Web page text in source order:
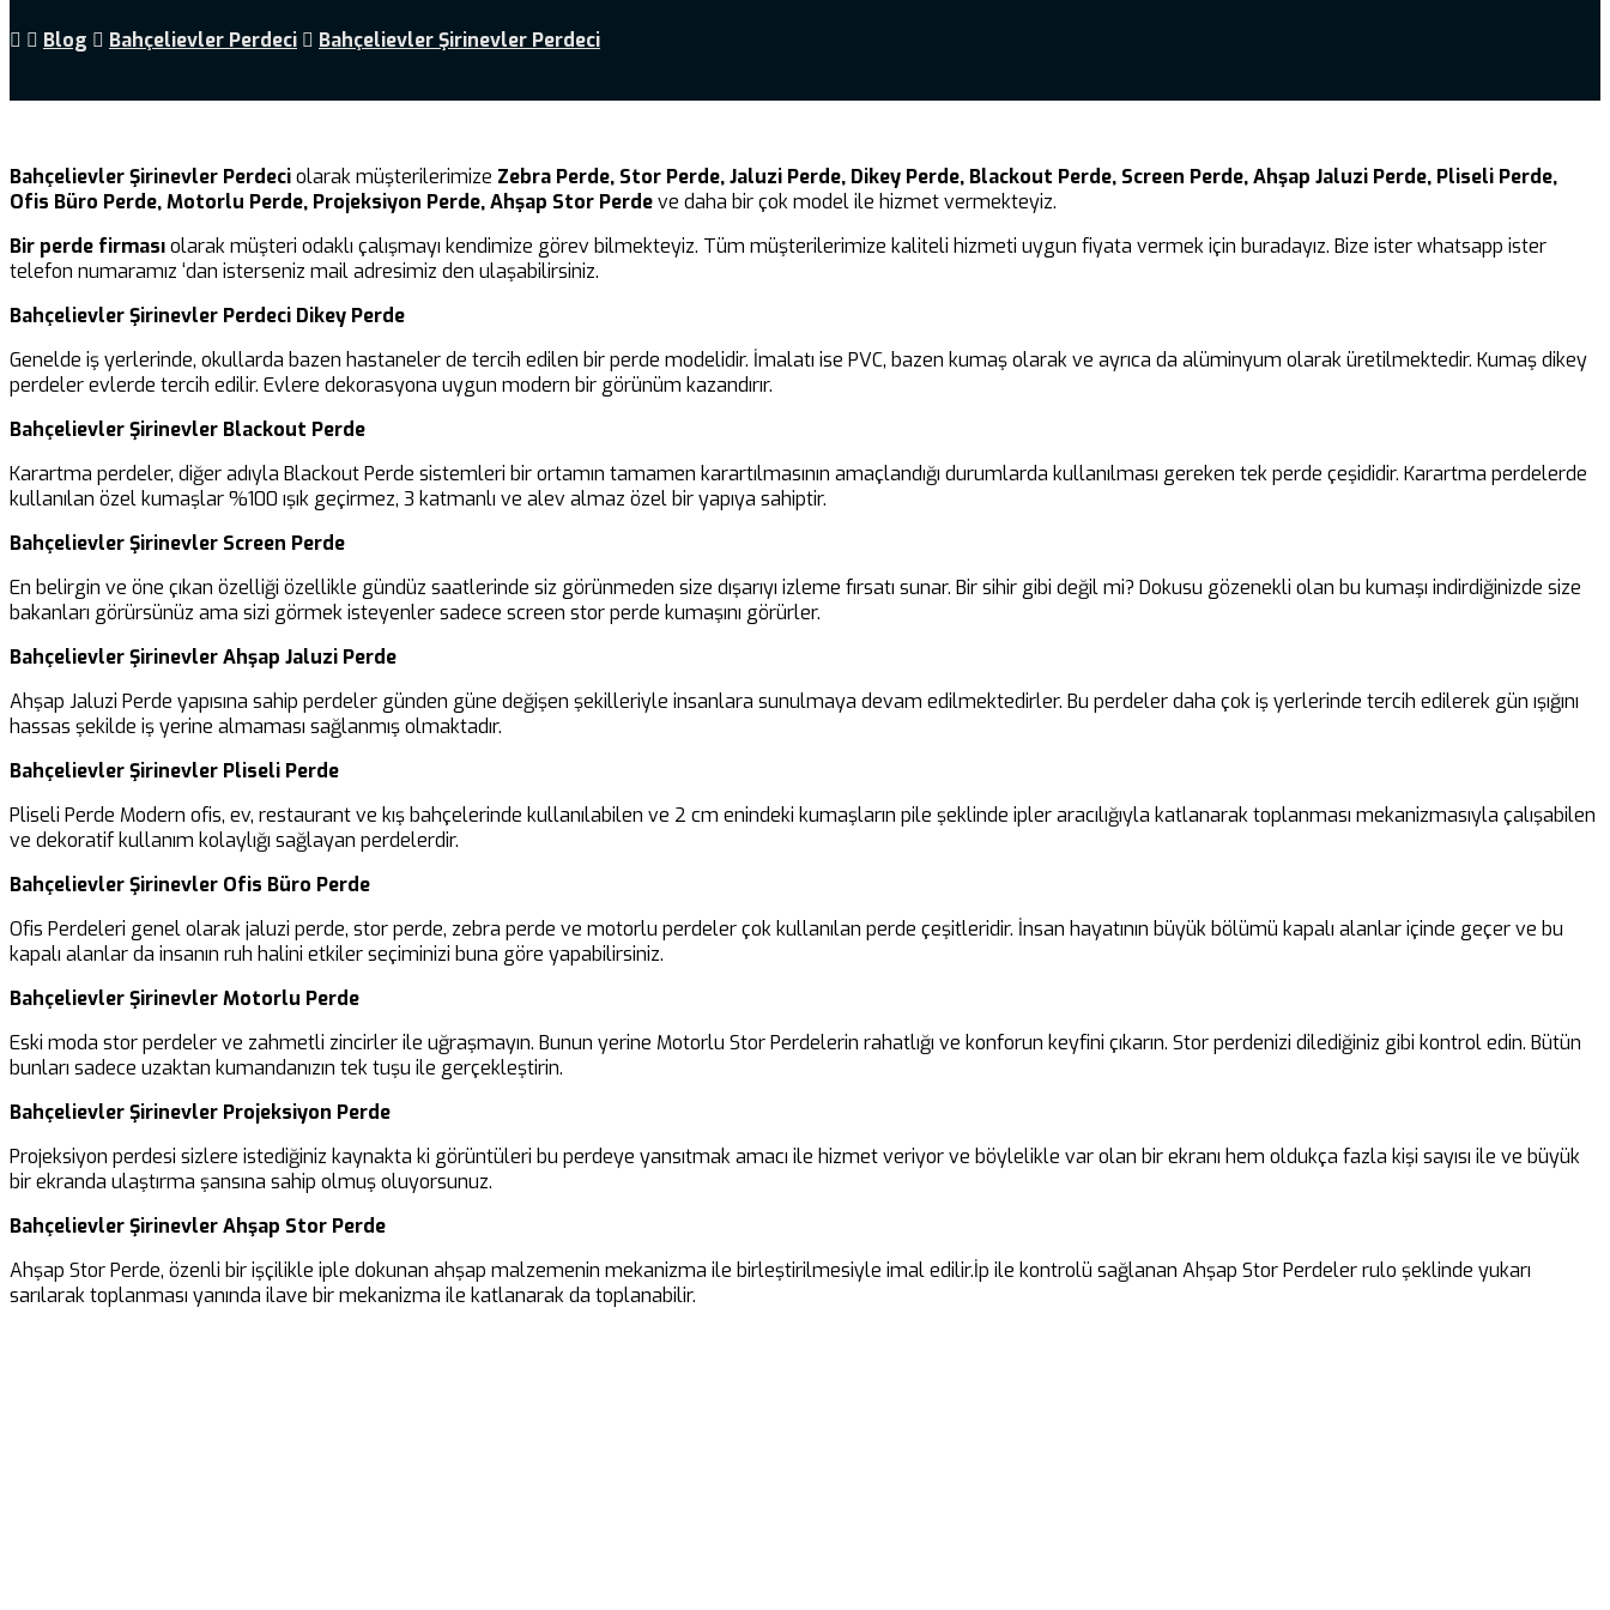
Blog Bahçelievler Perdeci Bahçelievler Şirinevler Perdeci
Bahçelievler Şirinevler Perdeciolarak müşterilerimize Zebra Perde, Stor Perde, Jaluzi Perde, Dikey Perde, Blackout Perde, Screen Perde, Ahşap Jaluzi Perde, Pliseli Perde,
Ofis Büro Perde, Motorlu Perde, Projeksiyon Perde, Ahşap Stor Perdeve daha bir çok model ile hizmet vermekteyiz.
Bir perde firmasıolarak müşteri odaklı çalışmayı kendimize görev bilmekteyiz. Tüm müşterilerimize kaliteli hizmeti uygun fiyata vermek için buradayız. Bize ister whatsapp ister
telefon numaramız ‘dan isterseniz mail adresimiz den ulaşabilirsiniz.
Bahçelievler Şirinevler Perdeci Dikey Perde
Genelde iş yerlerinde, okullarda bazen hastaneler de tercih edilen bir perde modelidir. İmalatı ise PVC, bazen kumaş olarak ve ayrıca da alüminyum olarak üretilmektedir. Kumaş dikey
perdeler evlerde tercih edilir. Evlere dekorasyona uygun modern bir görünüm kazandırır.
Bahçelievler Şirinevler Blackout Perde
Karartma perdeler, diğer adıyla Blackout Perde sistemleri bir ortamın tamamen karartılmasının amaçlandığı durumlarda kullanılması gereken tek perde çeşididir. Karartma perdelerde
kullanılan özel kumaşlar %100 ışık geçirmez, 3 katmanlı ve alev almaz özel bir yapıya sahiptir.
Bahçelievler Şirinevler Screen Perde
En belirgin ve öne çıkan özelliği özellikle gündüz saatlerinde siz görünmeden size dışarıyı izleme fırsatı sunar. Bir sihir gibi değil mi? Dokusu gözenekli olan bu kumaşı indirdiğinizde size
bakanları görürsünüz ama sizi görmek isteyenler sadece screen stor perde kumaşını görürler.
Bahçelievler Şirinevler Ahşap Jaluzi Perde
Ahşap Jaluzi Perde yapısına sahip perdeler günden güne değişen şekilleriyle insanlara sunulmaya devam edilmektedirler. Bu perdeler daha çok iş yerlerinde tercih edilerek gün ışığını
hassas şekilde iş yerine almaması sağlanmış olmaktadır.
Bahçelievler Şirinevler Pliseli Perde
Pliseli Perde Modern ofis, ev, restaurant ve kış bahçelerinde kullanılabilen ve 2 cm enindeki kumaşların pile şeklinde ipler aracılığıyla katlanarak toplanması mekanizmasıyla çalışabilen
ve dekoratif kullanım kolaylığı sağlayan perdelerdir.
Bahçelievler Şirinevler Ofis Büro Perde
Ofis Perdeleri genel olarak jaluzi perde, stor perde, zebra perde ve motorlu perdeler çok kullanılan perde çeşitleridir. İnsan hayatının büyük bölümü kapalı alanlar içinde geçer ve bu
kapalı alanlar da insanın ruh halini etkiler seçiminizi buna göre yapabilirsiniz.
Bahçelievler Şirinevler Motorlu Perde
Eski moda stor perdeler ve zahmetli zincirler ile uğraşmayın. Bunun yerine Motorlu Stor Perdelerin rahatlığı ve konforun keyfini çıkarın. Stor perdenizi dilediğiniz gibi kontrol edin. Bütün
bunları sadece uzaktan kumandanızın tek tuşu ile gerçekleştirin.
Bahçelievler Şirinevler Projeksiyon Perde
Projeksiyon perdesi sizlere istediğiniz kaynakta ki görüntüleri bu perdeye yansıtmak amacı ile hizmet veriyor ve böylelikle var olan bir ekranı hem oldukça fazla kişi sayısı ile ve büyük
bir ekranda ulaştırma şansına sahip olmuş oluyorsunuz.
Bahçelievler Şirinevler Ahşap Stor Perde
Ahşap Stor Perde, özenli bir işçilikle iple dokunan ahşap malzemenin mekanizma ile birleştirilmesiyle imal edilir.İp ile kontrolü sağlanan Ahşap Stor Perdeler rulo şeklinde yukarı
sarılarak toplanması yanında ilave bir mekanizma ile katlanarak da toplanabilir.